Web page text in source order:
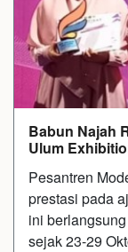
Babun Najah
Ulum
Pesantren
prestasi pada
ini
sejak 23-29